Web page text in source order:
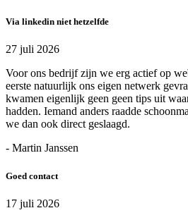
Via linkedin niet hetzelfde
27 juli 2026
Voor ons bedrijf zijn we erg actief op
eerste natuurlijk ons eigen netwerk
kwamen eigenlijk geen geen tips uit
hadden. Iemand anders raadde
we dan ook direct geslaagd.
- Martin Janssen
Goed contact
17 juli 2026